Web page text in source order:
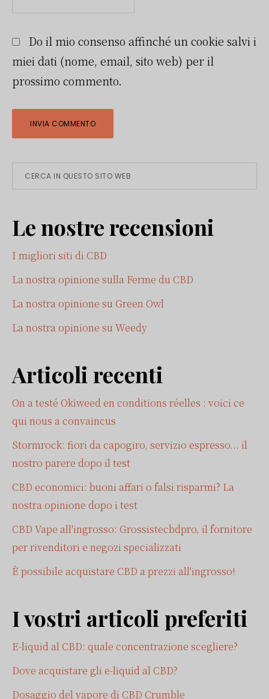
Do il mio consenso affinché un cookie salvi i
miei dati (nome, email, sito web) per il
prossimo commento.
Barra
primaria
Cerca
in
sito
Le nostre recensioni
I migliori siti di CBD
La nostra opinione sulla Ferme du CBD
La nostra opinione su Green Owl
La nostra opinione su Weedy
Articoli recenti
On a testé Okiweed en conditions réelles : voici ce
qui nous a convaincus
Stormrock: fiori da capogiro, servizio espresso... il
nostro parere dopo il test
CBD economici: buoni affari o falsi risparmi? La
nostra opinione dopo i test
CBD Vape all'ingrosso: Grossistecbdpro, il fornitore
per rivenditori e negozi specializzati
È possibile acquistare CBD a prezzi all'ingrosso!
I vostri articoli preferiti
E-liquid al CBD: quale concentrazione scegliere?
Dove acquistare gli e-liquid al CBD?
Dosaggio del vapore di CBD Crumble